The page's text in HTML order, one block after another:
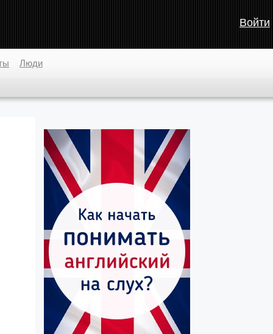
Войти
Люди